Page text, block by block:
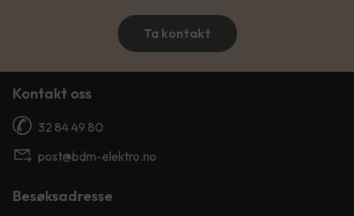
Ta kontakt
Kontakt oss
32 84 49 80
post@bdm-elektro.no
Besøksadresse